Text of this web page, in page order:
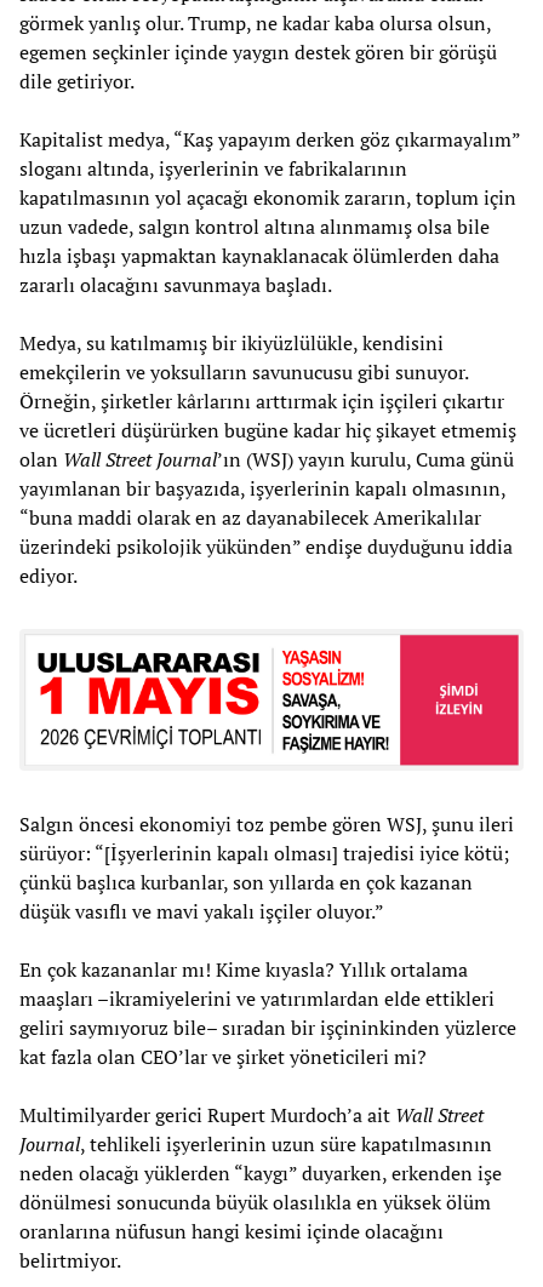
görmek yanlış olur. Trump, ne kadar kaba olursa olsun,
egemen seçkinler içinde yaygın destek gören bir görüşü
dile getiriyor.
Kapitalist medya, “Kaş yapayım derken göz çıkarmayalım”
sloganı altında, işyerlerinin ve fabrikalarının
kapatılmasının yol açacağı ekonomik zararın, toplum için
uzun vadede, salgın kontrol altına alınmamış olsa bile
hızla işbaşı yapmaktan kaynaklanacak ölümlerden daha
zararlı olacağını savunmaya başladı.
Medya, su katılmamış bir ikiyüzlülükle, kendisini
emekçilerin ve yoksulların savunucusu gibi sunuyor.
Örneğin, şirketler kârlarını arttırmak için işçileri çıkartır
ve ücretleri düşürürken bugüne kadar hiç şikayet etmemiş
olan Wall Street Journal’ın (WSJ) yayın kurulu, Cuma günü
yayımlanan bir başyazıda, işyerlerinin kapalı olmasının,
“buna maddi olarak en az dayanabilecek Amerikalılar
üzerindeki psikolojik yükünden” endişe duyduğunu iddia
ediyor.
Salgın öncesi ekonomiyi toz pembe gören WSJ, şunu ileri
sürüyor: “[İşyerlerinin kapalı olması] trajedisi iyice kötü;
çünkü başlıca kurbanlar, son yıllarda en çok kazanan
düşük vasıflı ve mavi yakalı işçiler oluyor.”
En çok kazananlar mı! Kime kıyasla? Yıllık ortalama
maaşları –ikramiyelerini ve yatırımlardan elde ettikleri
geliri saymıyoruz bile– sıradan bir işçininkinden yüzlerce
kat fazla olan CEO’lar ve şirket yöneticileri mi?
Multimilyarder gerici Rupert Murdoch’a ait Wall Street
Journal, tehlikeli işyerlerinin uzun süre kapatılmasının
neden olacağı yüklerden “kaygı” duyarken, erkenden işe
dönülmesi sonucunda büyük olasılıkla en yüksek ölüm
oranlarına nüfusun hangi kesimi içinde olacağını
belirtmiyor.